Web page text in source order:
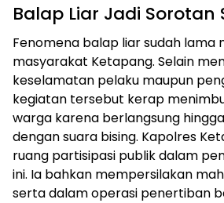
Balap Liar Jadi Sorotan
Fenomena balap liar sudah lama
masyarakat Ketapang. Selain
keselamatan pelaku maupun
kegiatan tersebut kerap
warga karena berlangsung
dengan suara bising. Kapolres
ruang partisipasi publik dalam
ini. Ia bahkan mempersilakan
serta dalam operasi penertiban